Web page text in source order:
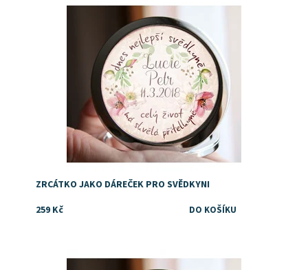
ZRCÁTKO JAKO DÁREČEK PRO SVĚDKYNI
259 Kč